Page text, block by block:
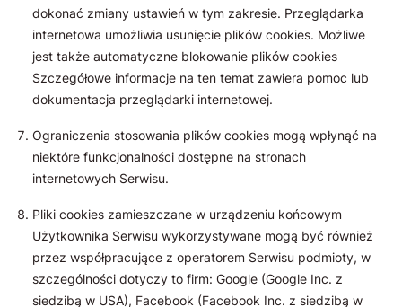
dokonać zmiany ustawień w tym zakresie. Przeglądarka
internetowa umożliwia usunięcie plików cookies. Możliwe
jest także automatyczne blokowanie plików cookies
Szczegółowe informacje na ten temat zawiera pomoc lub
dokumentacja przeglądarki internetowej.
Ograniczenia stosowania plików cookies mogą wpłynąć na
niektóre funkcjonalności dostępne na stronach
internetowych Serwisu.
Pliki cookies zamieszczane w urządzeniu końcowym
Użytkownika Serwisu wykorzystywane mogą być również
przez współpracujące z operatorem Serwisu podmioty, w
szczególności dotyczy to firm: Google (Google Inc. z
siedzibą w USA), Facebook (Facebook Inc. z siedzibą w